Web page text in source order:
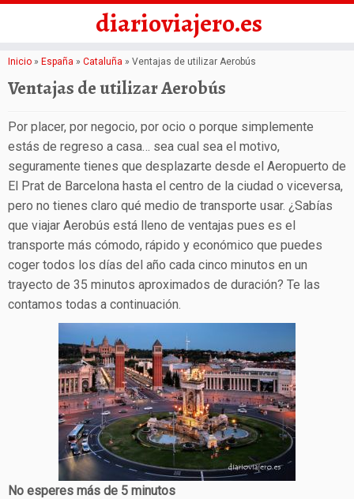
Saltar
al
contenido
diarioviajero.es
Inicio » España » Cataluña » Ventajas de utilizar Aerobús
Ventajas de utilizar Aerobús
Por placer, por negocio, por ocio o porque simplemente
estás de regreso a casa… sea cual sea el motivo,
seguramente tienes que desplazarte desde el Aeropuerto de
El Prat de Barcelona hasta el centro de la ciudad o viceversa,
pero no tienes claro qué medio de transporte usar. ¿Sabías
que viajar Aerobús está lleno de ventajas pues es el
transporte más cómodo, rápido y económico que puedes
coger todos los días del año cada cinco minutos en un
trayecto de 35 minutos aproximados de duración? Te las
contamos todas a continuación.
No esperes más de 5 minutos